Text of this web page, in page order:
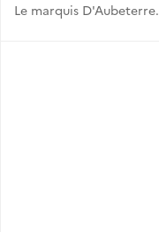
Le marquis D'Aubeterre.